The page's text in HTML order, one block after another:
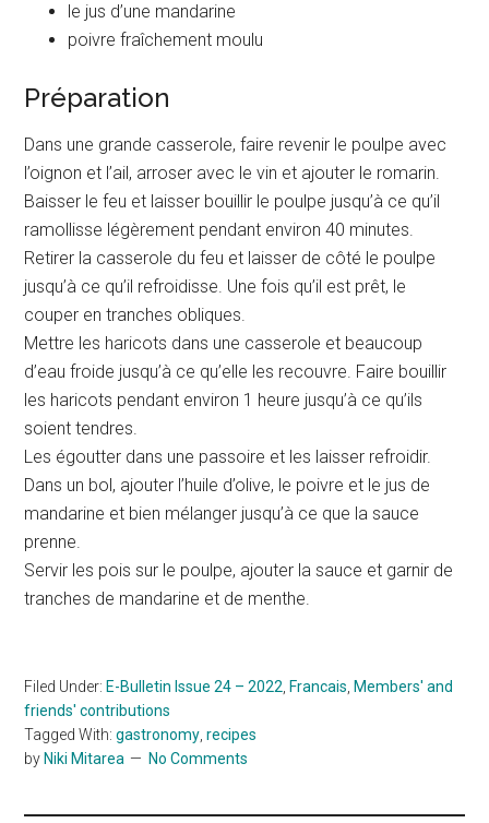
le jus d’une mandarine
poivre fraîchement moulu
Préparation
Dans une grande casserole, faire revenir le poulpe avec
l’oignon et l’ail, arroser avec le vin et ajouter le romarin.
Baisser le feu et laisser bouillir le poulpe jusqu’à ce qu’il
ramollisse légèrement pendant environ 40 minutes.
Retirer la casserole du feu et laisser de côté le poulpe
jusqu’à ce qu’il refroidisse. Une fois qu’il est prêt, le
couper en tranches obliques.
Mettre les haricots dans une casserole et beaucoup
d’eau froide jusqu’à ce qu’elle les recouvre. Faire bouillir
les haricots pendant environ 1 heure jusqu’à ce qu’ils
soient tendres.
Les égoutter dans une passoire et les laisser refroidir.
Dans un bol, ajouter l’huile d’olive, le poivre et le jus de
mandarine et bien mélanger jusqu’à ce que la sauce
prenne.
Servir les pois sur le poulpe, ajouter la sauce et garnir de
tranches de mandarine et de menthe.
Filed Under: E-Bulletin Issue 24 – 2022, Francais, Members' and
friends' contributions
Tagged With:gastronomy,recipes
by Niki Mitarea No Comments